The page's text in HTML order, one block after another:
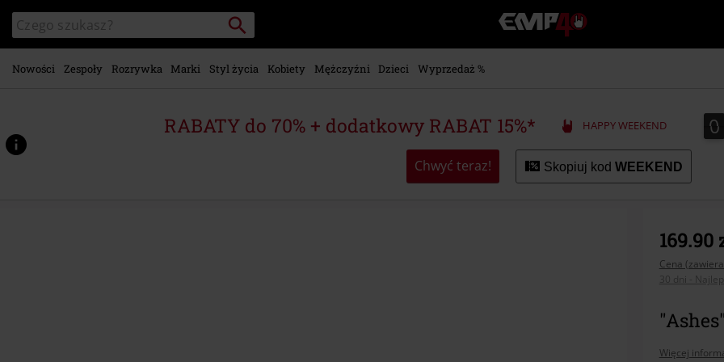
głównej
zawartości
Wyszukaj
katalog
Szukaj
EMP
-
Merch
Seriali
Gier
Nowości Zespoły Rozrywka Marki Styl życia Kobiety Mężczyźni Dzieci Wyprzedaż %
RABATY do 70% + dodatkowy RABAT 15%* HAPPY WEEKEND 0
0
Chwyć teraz! Skopiuj kod WEEKEND
169.90
Cena
30 dni -
Więcej